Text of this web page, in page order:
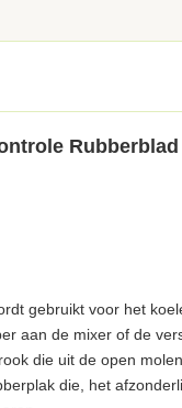
gebruikt voor het
aan de mixer of de
die uit de open
die, het